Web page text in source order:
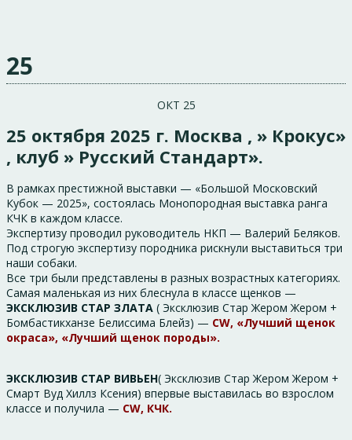
25
ОКТ 25
25 октября 2025 г. Москва , » Крокус»
, клуб » Русский Стандарт».
В рамках престижной выставки — «Большой Московский
Кубок — 2025», состоялась Монопородная выставка ранга
КЧК в каждом классе.
Экспертизу проводил руководитель НКП — Валерий Беляков.
Под строгую экспертизу породника рискнули выставиться три
наши собаки.
Все три были представлены в разных возрастных категориях.
Самая маленькая из них блеснула в классе щенков —
ЭКСКЛЮЗИВ СТАР ЗЛАТА ( Эксклюзив Стар Жером Жером +
Бомбастикханзе Белиссима Блейз) — CW, «Лучший щенок
окраса», «Лучший щенок породы».
ЭКСКЛЮЗИВ СТАР ВИВЬЕН( Эксклюзив Стар Жером Жером +
Смарт Вуд Хиллз Ксения) впервые выставилась во взрослом
классе и получила — CW, КЧК.